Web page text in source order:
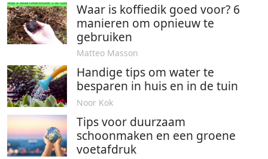
Waar is koffiedik goed voor? 6
manieren om opnieuw te
gebruiken
Matteo Masson
Handige tips om water te
besparen in huis en in de tuin
Noor Kok
Tips voor duurzaam
schoonmaken en een groene
voetafdruk